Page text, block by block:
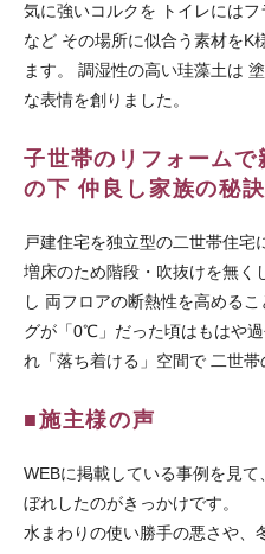
気に強いコルクを トイレには
など その場所に似合う素材をK
ます。 調湿性の高い珪藻土は
な表情を創りました。
子世帯のリフォーム
の下 仲良し家族の秘
戸建住宅を独立型の二世帯住
増床のため階段・吹抜けを無く
し 両フロアの断熱性を高める
グが「0℃」だった頃はもはや
れ「落ち着ける」空間で 二世
■施主様の声
WEBに掲載している事例を見
ぼれしたのがきっかけです。
水まわりの使い勝手の悪さや、